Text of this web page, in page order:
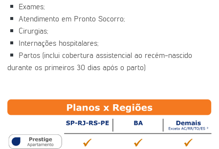
Exames;
Atendimento em Pronto Socorro;
Cirurgias;
Internações hospitalares;
Partos (inclui cobertura assistencial ao recém-nascido
durante os primeiros 30 dias após o parto)